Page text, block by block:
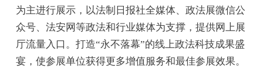
为主进行展示，以法制日报社全媒体、政法展微信公
众号、法安网等政法和行业媒体为支撑，提供网上展
厅流量入口。打造“永不落幕”的线上政法科技成果盛
宴，使参展单位获得更多增值服务和最佳参展效果。